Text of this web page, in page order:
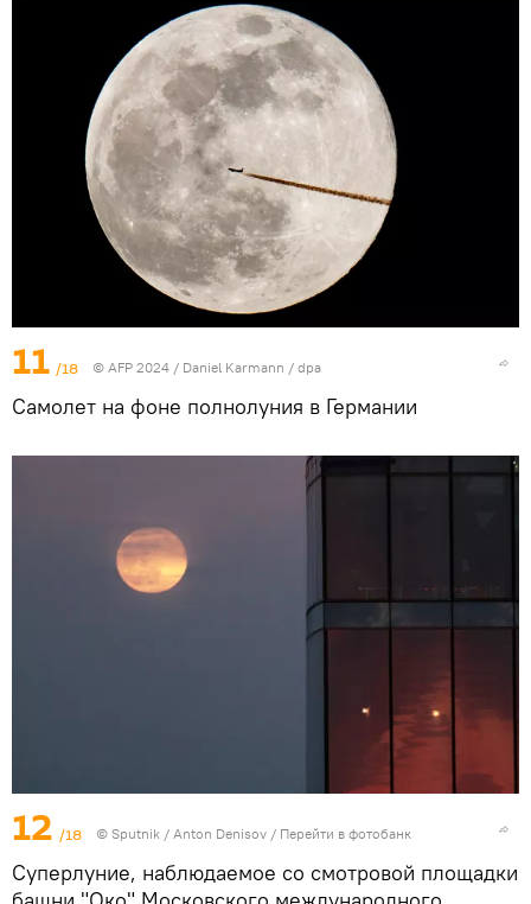
11 /18 © AFP 2024 / Daniel Karmann / dpa
Самолет на фоне полнолуния в Германии
12 /18 © Sputnik / Anton Denisov / Перейти в фотобанк
Суперлуние, наблюдаемое со смотровой площадки